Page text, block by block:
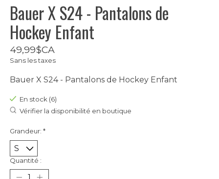
Bauer X S24 - Pantalons de
Hockey Enfant
49,99$CA
Sans les taxes
Bauer X S24 - Pantalons de Hockey Enfant
En stock (6)
Vérifier la disponibilité en boutique
Grandeur: *
Quantité :